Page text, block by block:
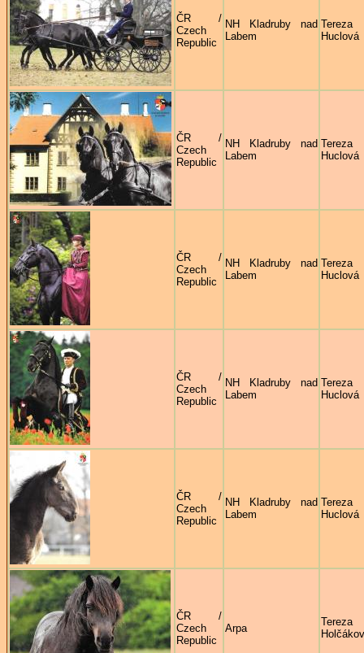
ČR /
Czech
Republic
NH Kladruby nad
Labem
Tereza
Huclová
ČR /
Czech
Republic
NH Kladruby nad
Labem
Tereza
Huclová
ČR /
Czech
Republic
NH Kladruby nad
Labem
Tereza
Huclová
ČR /
Czech
Republic
NH Kladruby nad
Labem
Tereza
Huclová
ČR /
Czech
Republic
NH Kladruby nad
Labem
Tereza
Huclová
ČR /
Czech
Republic
Arpa
Tereza